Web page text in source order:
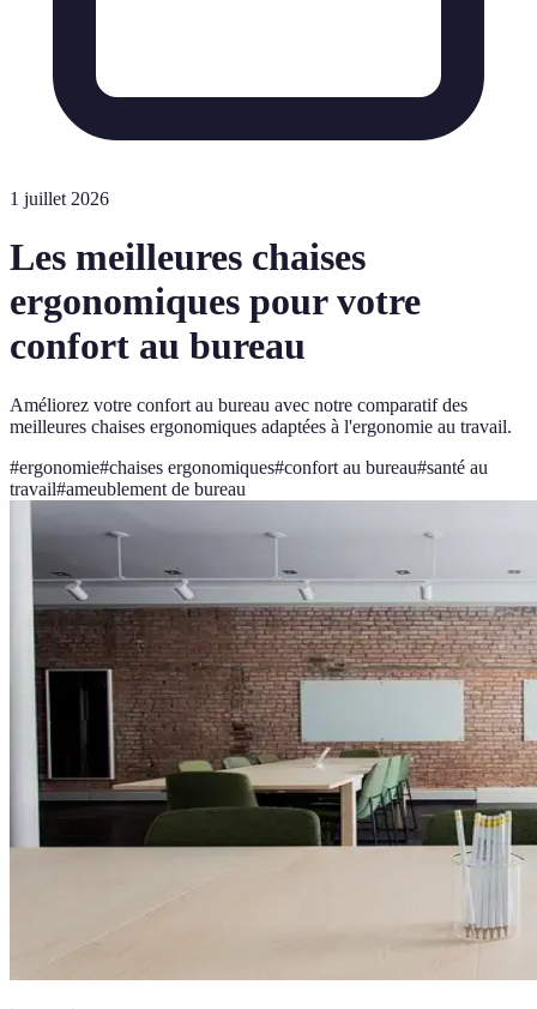
1 juillet 2026
Les meilleures chaises
ergonomiques pour votre
confort au bureau
Améliorez votre confort au bureau avec notre comparatif des
meilleures chaises ergonomiques adaptées à l'ergonomie au travail.
#ergonomie#chaises ergonomiques#confort au bureau#santé au
travail#ameublement de bureau